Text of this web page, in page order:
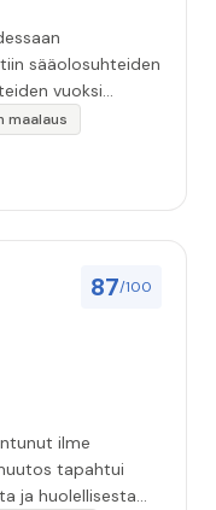
sääolosuhteiden
vuoksi
on oikein
tehtiin
itse maalareille:
maalaus
87/100
ilme
tapahtui
ja huolellisesta